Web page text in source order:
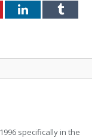
LinkedInTumblr
specifically in the